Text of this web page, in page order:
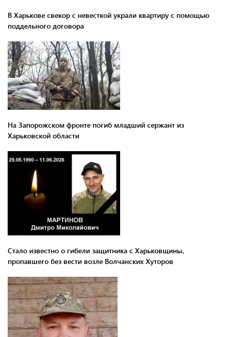
В Харькове свекор с невесткой украли квартиру с помощью
поддельного договора
На Запорожском фронте погиб младший сержант из
Харьковской области
Стало известно о гибели защитника с Харьковщины,
пропавшего без вести возле Волчанских Хуторов